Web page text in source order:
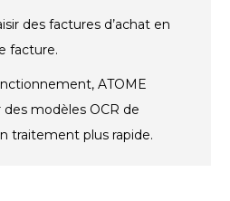
des factures d’achat en
facture.
ATOME
modèles OCR de
traitement plus rapide.